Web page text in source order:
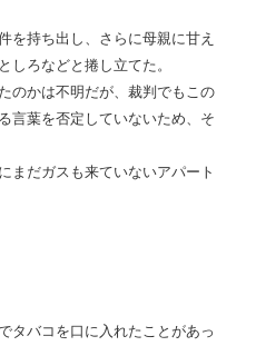
を持ち出し、さらに母親に甘え
しろなどと捲し立てた。
のかは不明だが、裁判でもこの
言葉を否定していないため、そ
まだガスも来ていないアパート
タバコを口に入れたことがあっ